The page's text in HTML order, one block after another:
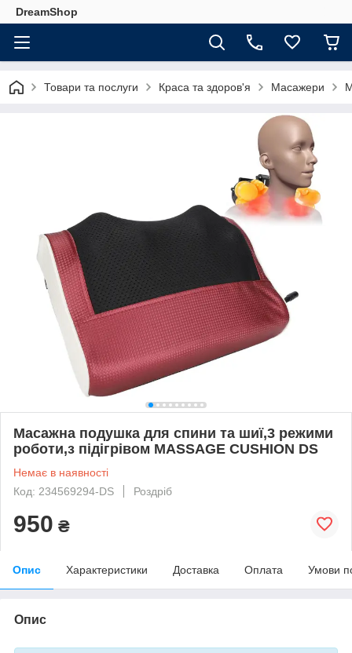
DreamShop
Товари та послуги Краса та здоров'я Масажери
Масажна подушка для спини та шиї,3 режими
роботи,з підігрівом MASSAGE CUSHION DS
Немає в наявності
Код: 234569294-DS
Роздріб
950 ₴
Опис Характеристики Доставка Оплата Умови
Опис